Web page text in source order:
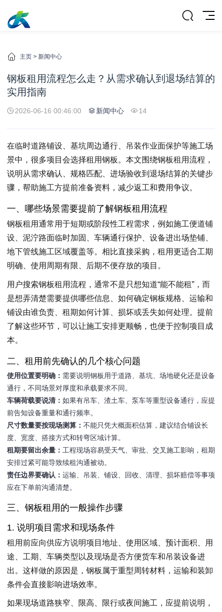
主页 > 新闻中心
钢板租用流程怎么走？从需求确认到退场结算的
实用指南
2026-06-16 00:46:00 新闻中心 14
在临时道路铺设、基坑周边通行、吊装作业面保护等施工场
景中，很多项目会选择租用钢板。本文围绕钢板租用流程，
说明从需求确认、规格匹配、进场验收到退场结算的关键步
骤，帮助施工方提前准备资料，减少返工和费用争议。
一、哪些场景需要提前了解钢板租用流程
钢板租用通常用于短期或阶段性工程需求，例如施工便道铺
设、泥泞路面临时加固、车辆通行保护、设备进出场垫铺、
地下管线施工区域覆盖等。相比直接采购，租用更适合工期
明确、使用周期有限、后期不便存放的项目。
用户搜索钢板租用流程，通常不是只想知道“能不能租”，而
是想弄清楚需要提供哪些信息、如何确定钢板规格、运输和
铺设由谁负责、租期如何计算、损坏或丢失如何处理。提前
了解这些环节，可以让施工安排更顺畅，也便于控制项目成
本。
二、租用前先确认的几个核心问题
使用位置要明确： 需要说明钢板用于道路、基坑、场地硬化还是设备
通行，不同场景对厚度和承载要求不同。
车辆荷载要说清： 如果有吊车、渣土车、泵车等重型设备通行，应提
前告知设备重量和通行频率。
尺寸数量要按现场测算： 不能只凭大概面积估算，建议结合铺设长
度、宽度、搭接方式和转弯区域计算。
租期要留出余量： 工程现场容易受天气、审批、交叉施工影响，租期
安排过紧可能导致续租沟通被动。
责任边界要确认： 运输、吊装、铺设、回收、清理、损坏赔偿等事项
应在下单前沟通清楚。
三、钢板租用的一般操作步骤
1. 说明项目需求和现场条件
租用前应向供应方说明项目地址、使用区域、预计面积、用
途、工期、车辆类型以及现场是否方便货车和吊装设备进
出。这样做的原因是，钢板属于重型周转材料，运输和装卸
条件会直接影响进场效率。
如果现场道路狭窄、限高、限行或夜间施工，应提前说明，